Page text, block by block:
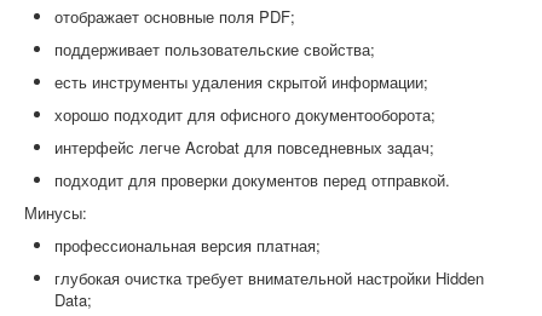
отображает основные поля PDF;
поддерживает пользовательские свойства;
есть инструменты удаления скрытой информации;
хорошо подходит для офисного документооборота;
интерфейс легче Acrobat для повседневных задач;
подходит для проверки документов перед отправкой.
Минусы:
профессиональная версия платная;
глубокая очистка требует внимательной настройки Hidden
Data;